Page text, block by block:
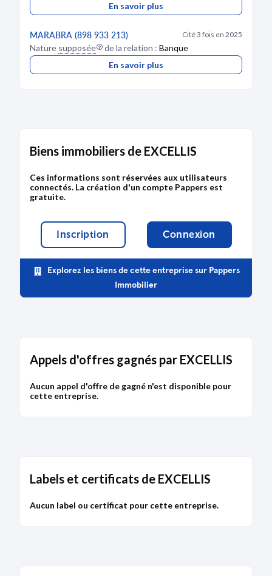
En savoir plus
MARABRA (898 933 213) Cité 3 fois en 2025
Nature supposée de la relation : Banque
En savoir plus
Biens immobiliers de EXCELLIS
Ces informations sont réservées aux utilisateurs
connectés. La création d'un compte Pappers est
gratuite.
Inscription Connexion
Explorez les biens de cette entreprise sur Pappers
Immobilier
Appels d'offres gagnés par EXCELLIS
Aucun appel d'offre de gagné n'est disponible pour
cette entreprise.
Labels et certificats de EXCELLIS
Aucun label ou certificat pour cette entreprise.